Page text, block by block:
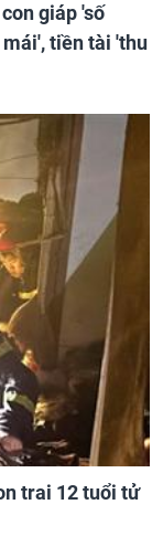
giáp 'số
tiền tài 'thu
trai 12 tuổi tử